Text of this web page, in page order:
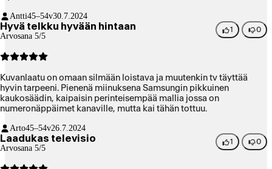
Antti45–54v30.7.2024
Hyvä telkku hyvään hintaan
Arvosana 5/5
1 0
Kuvanlaatu on omaan silmään loistava ja muutenkin tv täyttää
hyvin tarpeeni. Pienenä miinuksena Samsungin pikkuinen
kaukosäädin, kaipaisin perinteisempää mallia jossa on
numeronäppäimet kanaville, mutta kai tähän tottuu.
Arto45–54v26.7.2024
Laadukas televisio
Arvosana 5/5
1 0